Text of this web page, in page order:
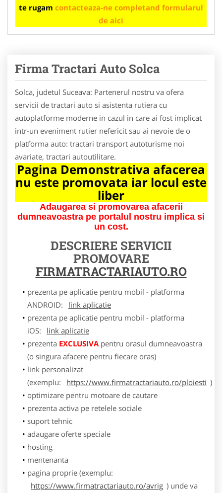
te rugam contacteaza-ne completand formularul
de aici
Firma Tractari Auto Solca
Solca, judetul Suceava: Partenerul nostru va ofera
servicii de tractari auto si asistenta rutiera cu
autoplatforme moderne in cazul in care ai fost implicat
intr-un eveniment rutier nefericit sau ai nevoie de o
platforma auto: tractari transport autoturisme noi
avariate, tractari autoutilitare.
Pagina Demonstrativa afacerea
nu este promovata iar locul este
liber
Adaugarea si promovarea afacerii
dumneavoastra pe portalul nostru implica si
un cost.
DESCRIERE SERVICII
PROMOVARE
FIRMATRACTARIAUTO.RO
prezenta pe aplicatie pentru mobil - platforma
ANDROID:
link aplicatie
prezenta pe aplicatie pentru mobil - platforma
iOS:
link aplicatie
prezenta EXCLUSIVApentru orasul dumneavoastra
(o singura afacere pentru fiecare oras)
link personalizat
(exemplu:
https://www.firmatractariauto.ro/ploiesti )
optimizare pentru motoare de cautare
prezenta activa pe retelele sociale
suport tehnic
adaugare oferte speciale
hosting
mentenanta
pagina proprie (exemplu:
https://www.firmatractariauto.ro/avrig ) unde va